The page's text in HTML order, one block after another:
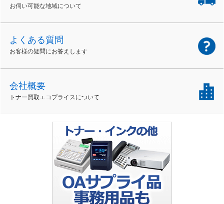
お伺い可能な地域について
よくある質問
お客様の疑問にお答えします
会社概要
トナー買取エコプライスについて